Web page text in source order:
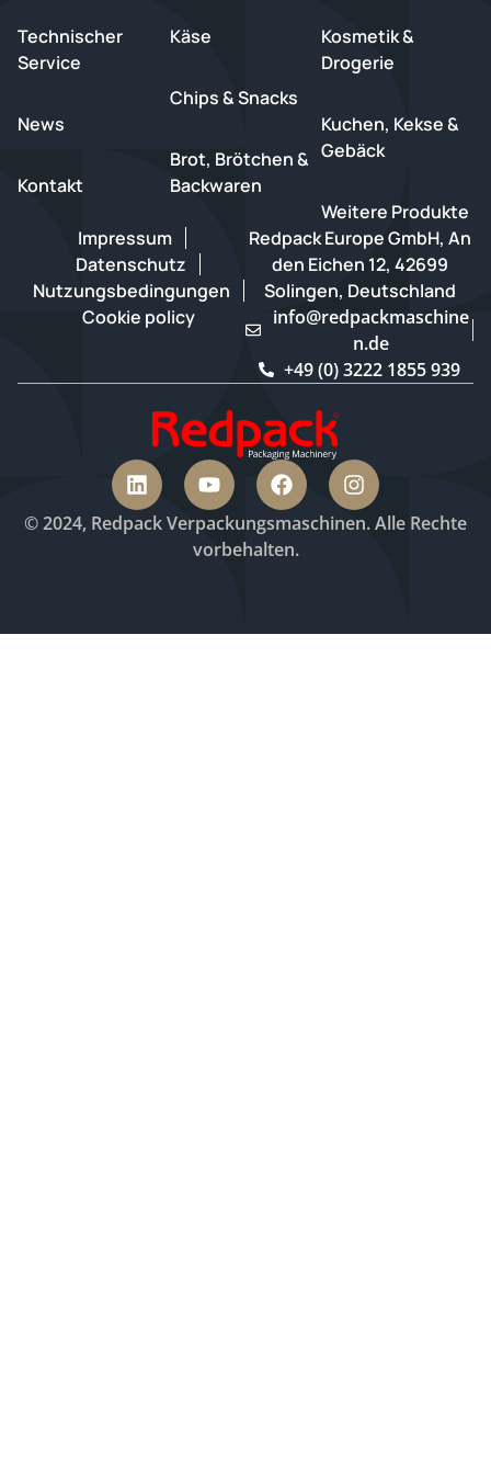
Technischer
Service
News
Kontakt
Käse
Chips & Snacks
Brot, Brötchen &
Backwaren
Kosmetik &
Drogerie
Kuchen, Kekse &
Gebäck
Weitere Produkte
Redpack Europe GmbH, An
den Eichen 12, 42699
Solingen, Deutschland
info@redpackmaschine
n.de
+49 (0) 3222 1855 939
Impressum
Datenschutz
Nutzungsbedingungen
Cookie policy
© 2024, Redpack Verpackungsmaschinen. Alle Rechte
vorbehalten.